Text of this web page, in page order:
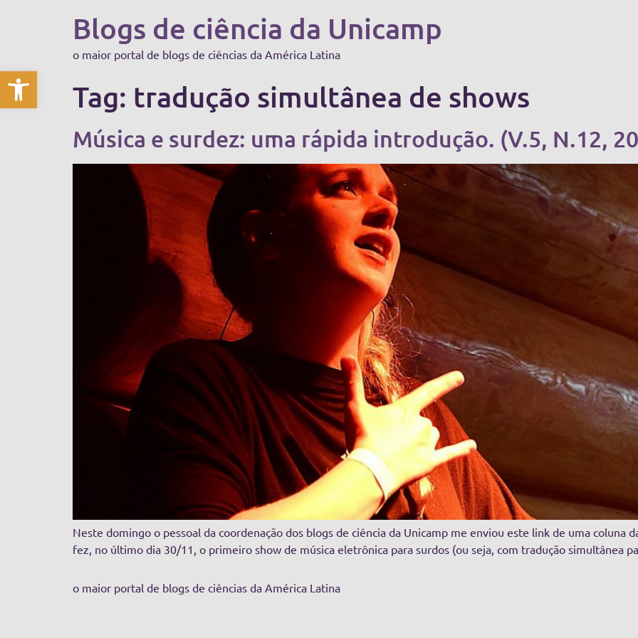
Abrir a barra de ferramentas
Blogs de ciência da Unicamp
o maior portal de blogs de ciências da América Latina
Tag: tradução simultânea de shows
Música e surdez: uma rápida introdução. (V.5, N.12,
Neste domingo o pessoal da coordenação dos blogs de ciência da Unicamp me enviou este link de uma coluna
fez, no último dia 30/11, o primeiro show de música eletrônica para surdos (ou seja, com tradução simultânea
o maior portal de blogs de ciências da América Latina